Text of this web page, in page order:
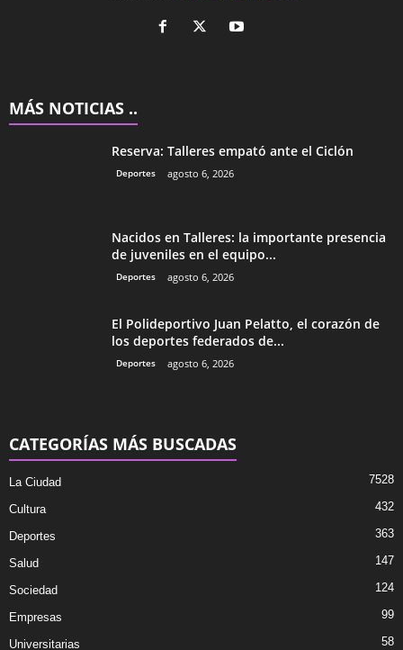
MÁS NOTICIAS ..
Reserva: Talleres empató ante el Ciclón
Deportes agosto 6, 2026
Nacidos en Talleres: la importante presencia
de juveniles en el equipo...
Deportes agosto 6, 2026
El Polideportivo Juan Pelatto, el corazón de
los deportes federados de...
Deportes agosto 6, 2026
CATEGORÍAS MÁS BUSCADAS
La Ciudad 7528
Cultura 432
Deportes 363
Salud 147
Sociedad 124
Empresas 99
Universitarias 58